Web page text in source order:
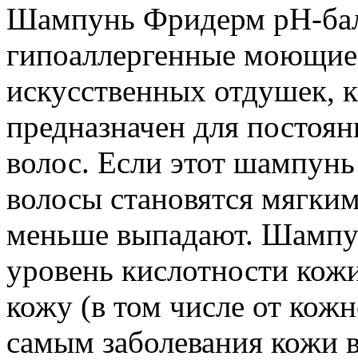
Шампунь Фридерм рН-
гипоаллергенные
искусственных отдушек,
предназначен для
волос. Если этот
волосы становятся
меньше выпадают.
уровень кислотности
кожу (в том числе от
самым заболевания кожи